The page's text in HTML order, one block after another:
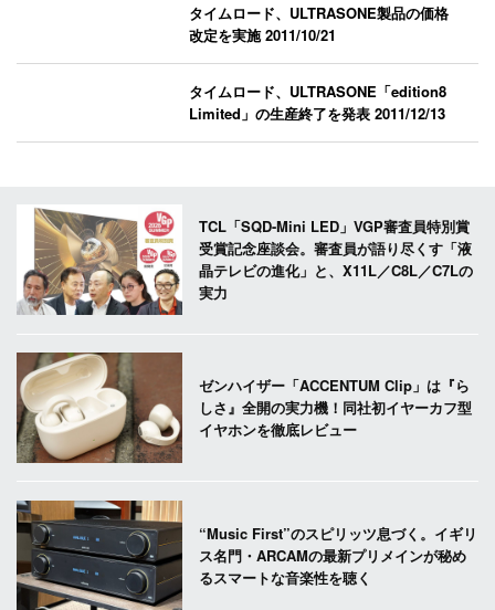
タイムロード、ULTRASONE製品の価格
改定を実施2011/10/21
タイムロード、ULTRASONE「edition8
Limited」の生産終了を発表2011/12/13
TCL「SQD-Mini LED」VGP審査員特別賞
受賞記念座談会。審査員が語り尽くす「液
晶テレビの進化」と、X11L／C8L／C7Lの
実力
ゼンハイザー「ACCENTUM Clip」は『ら
しさ』全開の実力機！同社初イヤーカフ型
イヤホンを徹底レビュー
“Music First”のスピリッツ息づく。イギリ
ス名門・ARCAMの最新プリメインが秘め
るスマートな音楽性を聴く